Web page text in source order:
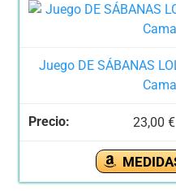
Juego DE SÁBANAS
23,00 €